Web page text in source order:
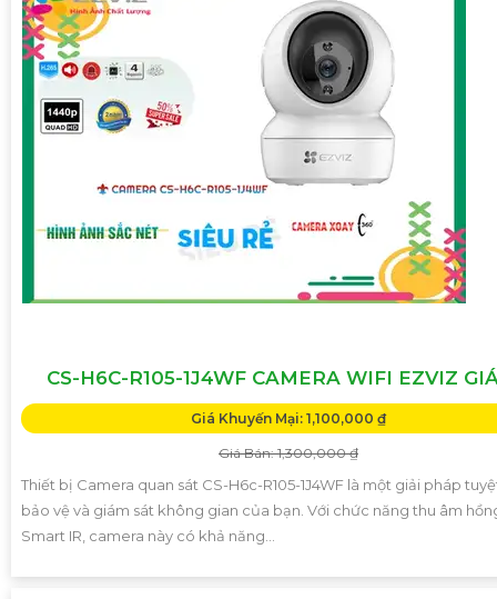
CS-H6C-R105-1J4WF CAMERA WIFI EZVIZ
Giá Khuyến Mại: 1,100,000 ₫
Giá Bán: 1,300,000 ₫
Thiết bị Camera quan sát CS-H6c-R105-1J4WF là một giải pháp
bảo vệ và giám sát không gian của bạn. Với chức năng thu âm
Smart IR, camera này có khả năng...